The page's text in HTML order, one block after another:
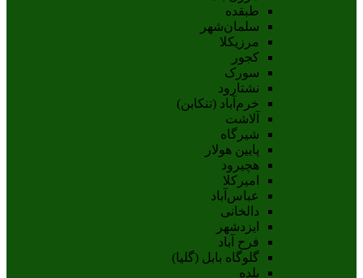
طبقده
سلمان‌شهر
مرزیکلا
کجور
سورک
نشتارود
خرم‌آباد (تنکابن)
آلاشت
شیرگاه
پایین هولار
هچیرود
امیرکلا
عباس‌آباد
دالخانی
ایزدشهر
فرح آباد
گلوگاه بابل (گلیا)
بلده